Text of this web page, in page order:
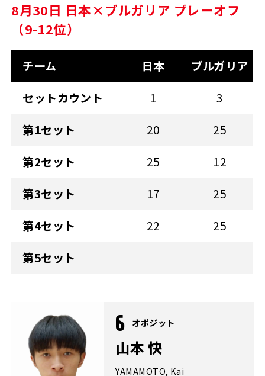
8月30日 日本×ブルガリア プレーオフ
（9-12位）
チーム 日本
ブルガリア
セットカウント
1
3
第1セット
20
25
第2セット
25
12
第3セット
17
25
第4セット
22
25
第5セット
6 オポジット
山本 快
YAMAMOTO, Kai